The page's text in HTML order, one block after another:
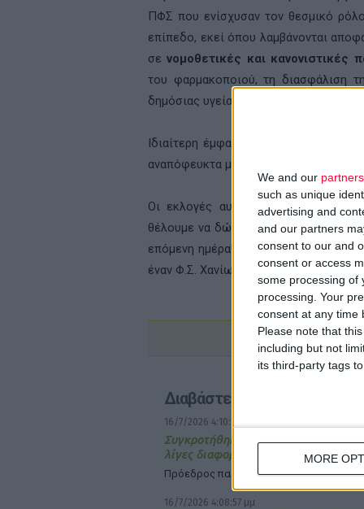
We and our partners
such as unique
advertising and
and our partners
consent to our and
consent or access
some processing of
processing. Your
consent at any time
Please note that
including but not
its third-party tags
MORE
ΠΦΣ που ενίσχυσαν τον θεσμικό
επίπεδο, εκεί όπου λαμβάνονται
σενομοθετικές και κανονιστικές
του φαρμακοποιού, τη διασφάλιση
δημόσιας υγείας.
Ιδιαίτερη έμφαση δόθηκε και στο
αναπόφευκτα μέσα από την
Οι εκλογές αυτές δεν αφορούν
θέλουμε να δώσουμε στον Σύλλογό
επόμενη ημέρα! Με βάση το έργο που
έναν Φ.Σ. Χανίων και έναν ΠΦΣ ισχυρό!
Διαβάστε επίσης
16/7/2026 4:10:14 μμ
Συγκροτήθηκε σε σώμα το νέο
λίγες διαφορές στη σύνθεση
Πρόεδρος παραμένει ο Απόστολος
16/7/2026 4:08:57 μμ